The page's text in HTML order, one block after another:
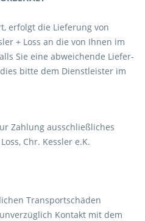
erfolgt die Lieferung von
+ Loss an die von Ihnen im
Sie eine abweichende Liefer-
bitte dem Dienstleister im
Zahlung ausschließliches
Chr. Kessler e.K.
Transportschäden
Kontakt mit dem